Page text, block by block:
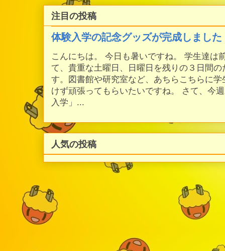
注目の投稿
体験入学の記念グッズが完成しました
こんにちは。 今日も暑いですね。 学生達は
て、貴重な土曜日、日曜日を残りの３日間
す。図書館や研究室など、あちらこちらに
けず頑張ってもらいたいですね。 さて、今
入学」...
人気の投稿